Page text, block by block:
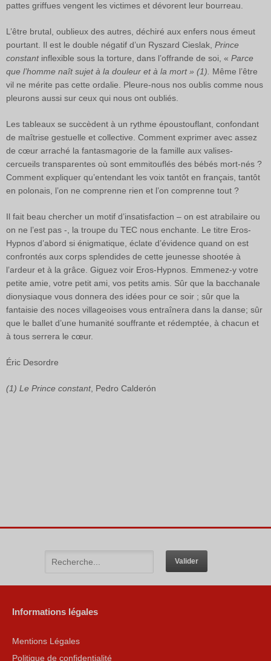
pattes griffues vengent les victimes et dévorent leur bourreau.
L’être brutal, oublieux des autres, déchiré aux enfers nous émeut
pourtant. Il est le double négatif d’un Ryszard Cieslak, Prince
constantinflexible sous la torture, dans l’offrande de soi, « Parce
que l’homme naît sujet à la douleur et à la mort » (1).
Même l’être
vil ne mérite pas cette ordalie. Pleure-nous nos oublis comme nous
pleurons aussi sur ceux qui nous ont oubliés.
Les tableaux se succèdent à un rythme époustouflant, confondant
de maîtrise gestuelle et collective. Comment exprimer avec assez
de cœur arraché la fantasmagorie de la famille aux valises-
cercueils transparentes où sont emmitouflés des bébés mort-nés ?
Comment expliquer qu’entendant les voix tantôt en français, tantôt
en polonais, l’on ne comprenne rien et l’on comprenne tout ?
Il fait beau chercher un motif d’insatisfaction – on est atrabilaire ou
on ne l’est pas -, la troupe du TEC nous enchante. Le titre Eros-
Hypnos d’abord si énigmatique, éclate d’évidence quand on est
confrontés aux corps splendides de cette jeunesse shootée à
l’ardeur et à la grâce. Giguez voir Eros-Hypnos. Emmenez-y votre
petite amie, votre petit ami, vos petits amis. Sûr que la bacchanale
dionysiaque vous donnera des idées pour ce soir ; sûr que la
fantaisie des noces villageoises vous entraînera dans la danse; sûr
que le ballet d’une humanité souffrante et rédemptée, à chacun et
à tous serrera le cœur.
Éric Desordre
(1) Le Prince constant, Pedro Calderón
Informations légales
Mentions Légales
Politique de confidentialité